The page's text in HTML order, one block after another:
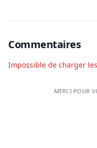
Commentaires
Impossible de charger
MERCI POUR